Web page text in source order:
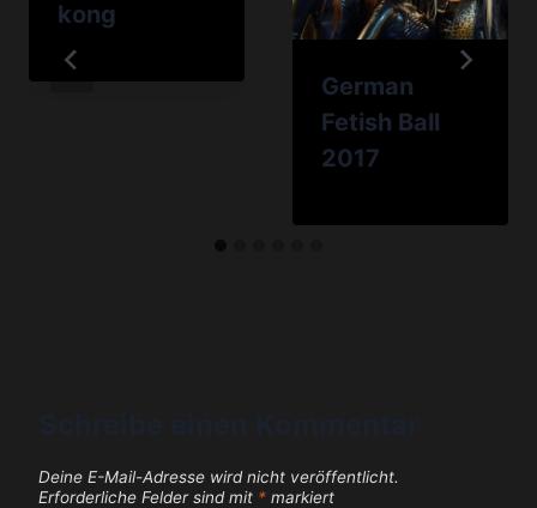
kong
German
Fetish Ball
2017
Deine E-Mail-Adresse wird nicht veröffentlicht.
Erforderliche Felder sind mit * markiert